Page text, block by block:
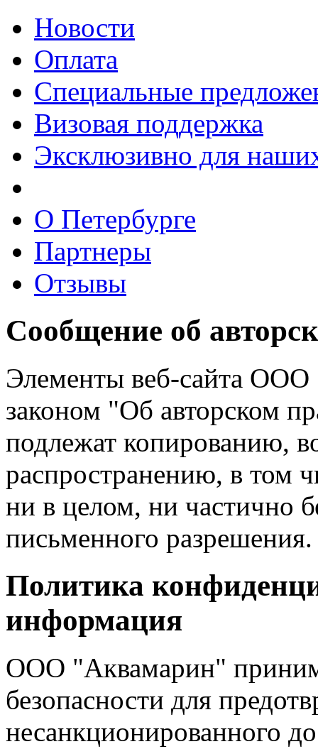
Новости
Оплата
Специальные
Визовая поддержка
Эксклюзивно для
О Петербурге
Партнеры
Отзывы
Сообщение об
Элементы веб-сайта
законом "Об авторском
подлежат копированию,
распространению, в том
ни в целом, ни частично
письменного разрешения.
Политика
информация
ООО "Аквамарин"
безопасности для
несанкционированного